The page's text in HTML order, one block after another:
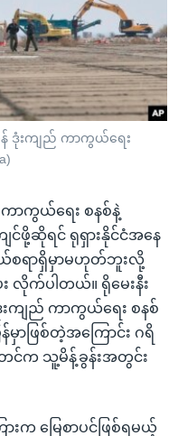
န် ဒုံးကျည် ကာကွယ်ရေး
ာကွယ်ရေး စနစ်နဲ့
ဆိုရင် ရုရှားနိုင်ငံအနေ
စရာရှိမှာမဟုတ်ဘူးလို့
လိုက်ပါတယ်။ ရိုမေးနီး
ကျည် ကာကွယ်ရေး စနစ်
မှာဖြစ်တဲ့အကြောင်း ဂရိ
င်က သူ့မိန့်ခွန်းအတွင်း
က မြေစာပင်ဖြစ်ရမယ့်